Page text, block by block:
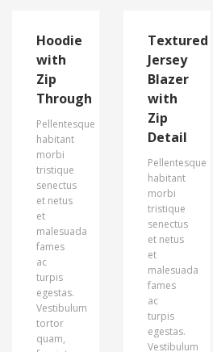
Hoodie
with
Zip
Through
Pellentesque
habitant
morbi
tristique
senectus
et netus
et
malesuada
fames
ac
turpis
egestas.
Vestibulum
tortor
quam,
Textured
Jersey
Blazer
with
Zip
Detail
Pellentesque
habitant
morbi
tristique
senectus
et netus
et
malesuada
fames
ac
turpis
egestas.
Vestibulum